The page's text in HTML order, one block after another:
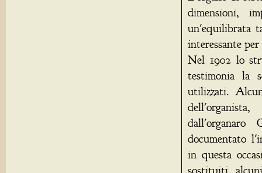
dimensioni,
un'equilibrata
interessante
Nel 1902 lo
testimonia la
utilizzati.
documentato
in questa
sostituiti